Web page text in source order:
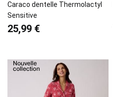
Caraco dentelle Thermolactyl
Sensitive
25,99 €